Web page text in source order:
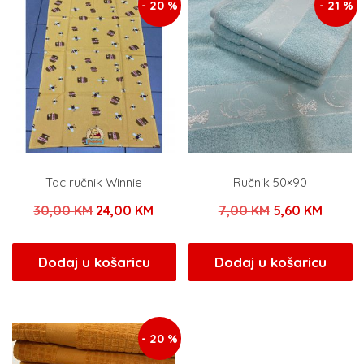
- 20 %
Tac ručnik Winnie
30,00KM Izvorna
bila
je:
24,00 KM
24,00 KM.
Dodaj u košaricu
- 21 %
Ručnik 50×90
7,00KM Izvorna
bila
je:
5,60 KM
je:
5,60
Dodaj u košaricu
- 20 %